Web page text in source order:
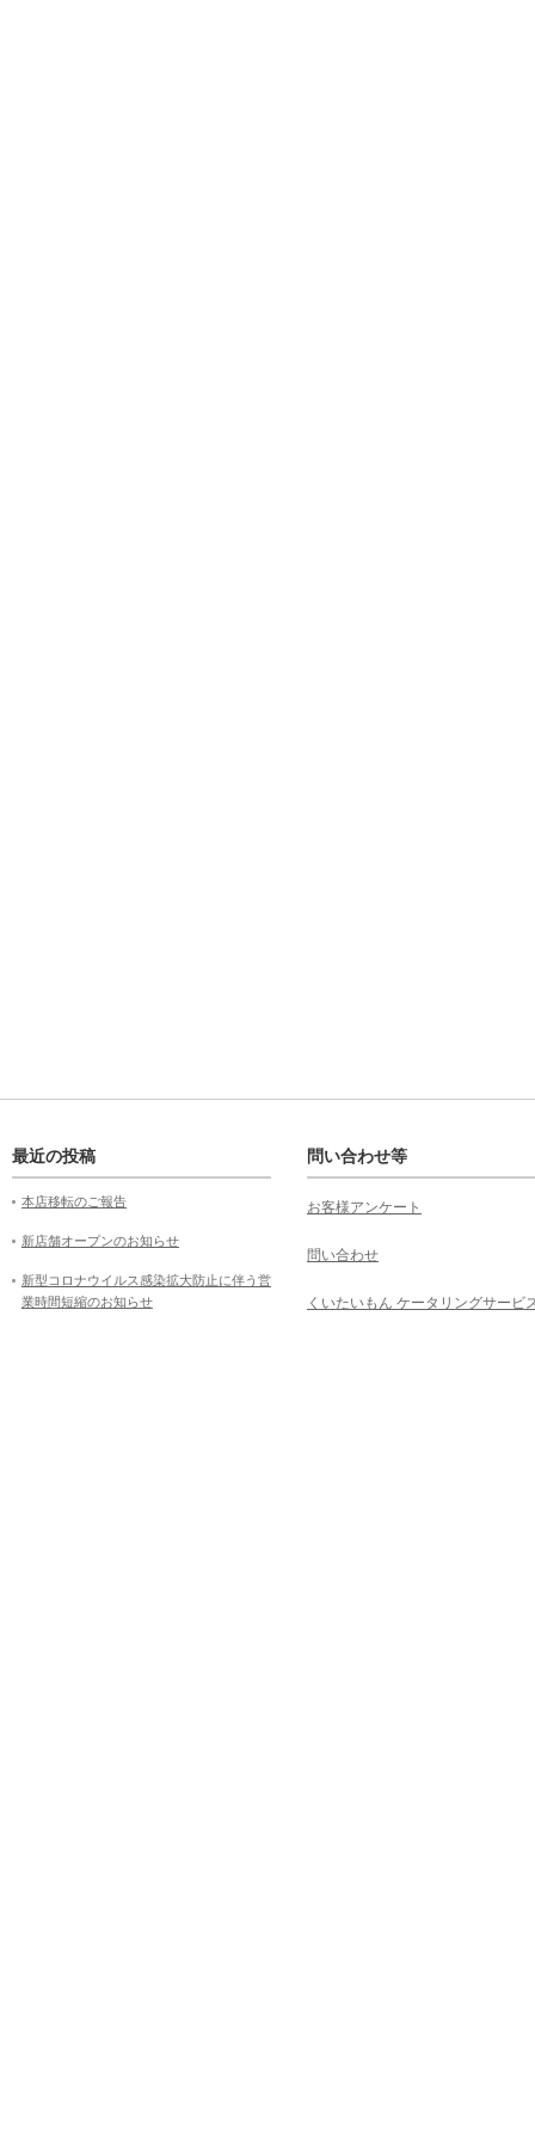
最近の投稿
本店移転のご報告
新店舗オープンのお知らせ
新型コロナウイルス感染拡大防止に伴う営
業時間短縮のお知らせ
問い合わせ等
お客様アンケート
問い合わせ
くいたいもん ケータリングサービ